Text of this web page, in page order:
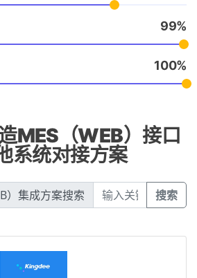
99
100
MES（WEB）接口
系统对接方案
）集成方案搜索 搜索